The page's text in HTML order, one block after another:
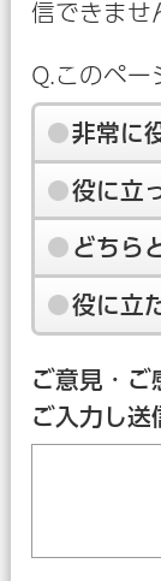
信できませ
Q.このペー
非常に
役に立
どちら
役に立
ご意見・ご
ご入力し送